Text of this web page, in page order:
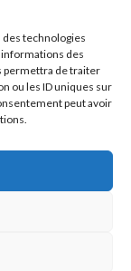
technologies
des
permettra de traiter
ou les ID uniques sur
peut avoir
site dans
large